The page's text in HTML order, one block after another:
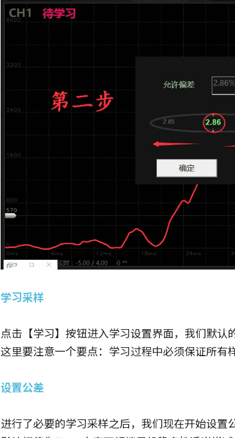
学习采样
点击【学习】按钮进入学习设置界面，我们默认
这里要注意一个要点：学习过程中必须保证所有
设置公差
进行了必要的学习采样之后，我们现在开始设